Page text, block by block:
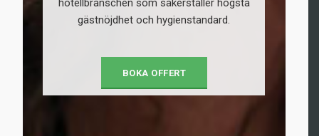
hotellbranschen som säkerställer högsta
gästnöjdhet och hygienstandard.
BOKA OFFERT